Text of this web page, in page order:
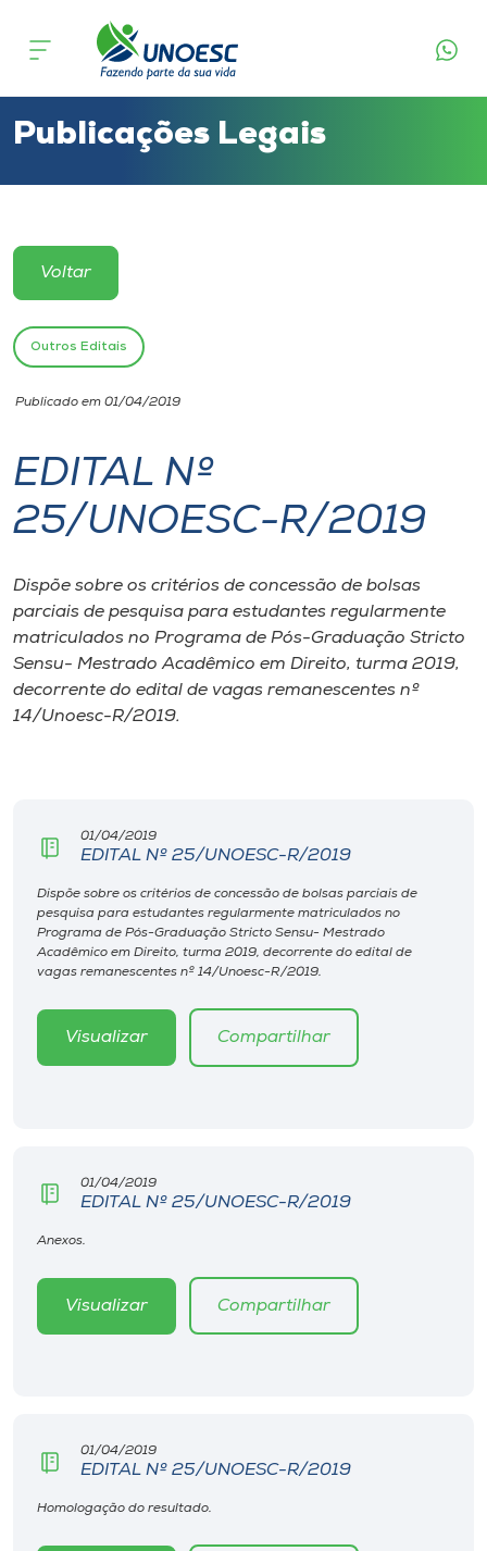
Cursos
Atendimento ao Estudante
Portal de Ensino
Unoesc
Internacionalização
I.nova
Diplomados
Cultura
CPA
Editora
Rádio
Museu
Selecione
o idioma
Publicações Legais
Voltar
Outros Editais
Publicado em 01/04/2019
EDITAL Nº
25/UNOESC-R/2019
Dispõe sobre os critérios de concessão de bolsas
parciais de pesquisa para estudantes regularmente
matriculados no Programa de Pós-Graduação Stricto
Sensu- Mestrado Acadêmico em Direito, turma 2019,
decorrente do edital de vagas remanescentes nº
14/Unoesc-R/2019.
01/04/2019
EDITAL Nº 25/UNOESC-R/2019
Dispõe sobre os critérios de concessão de bolsas parciais de
pesquisa para estudantes regularmente matriculados no
Programa de Pós-Graduação Stricto Sensu- Mestrado
Acadêmico em Direito, turma 2019, decorrente do edital de
vagas remanescentes nº 14/Unoesc-R/2019.
Visualizar Compartilhar
01/04/2019
EDITAL Nº 25/UNOESC-R/2019
Anexos.
Visualizar Compartilhar
01/04/2019
EDITAL Nº 25/UNOESC-R/2019
Homologação do resultado.